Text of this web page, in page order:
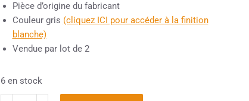
Pièce d’origine du fabricant
Couleur gris (cliquez ICI pour accéder à la finition
blanche)
Vendue par lot de 2
6 en stock